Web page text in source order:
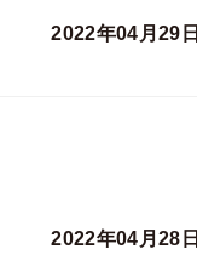
2022年04月29日
2022年04月28日